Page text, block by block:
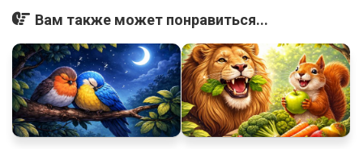
Вам также может понравиться...